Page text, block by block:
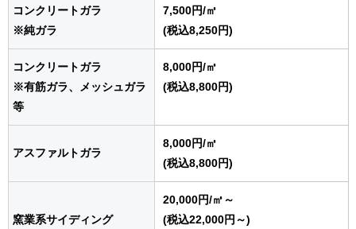
コンクリートガラ
※純ガラ
7,500円/㎥
(税込8,250円)
コンクリートガラ
※有筋ガラ、メッシュガラ
等
8,000円/㎥
(税込8,800円)
アスファルトガラ
8,000円/㎥
(税込8,800円)
窯業系サイディング
20,000円/㎥ ～
(税込22,000円～)